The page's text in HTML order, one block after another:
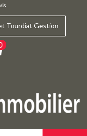
Tourdiat Gestion